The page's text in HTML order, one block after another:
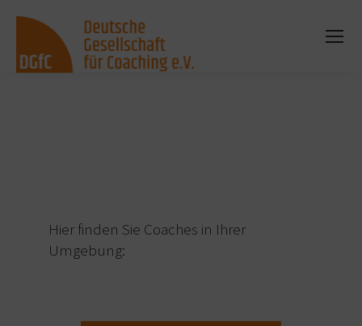
Hier finden Sie Coaches in Ihrer
Umgebung: